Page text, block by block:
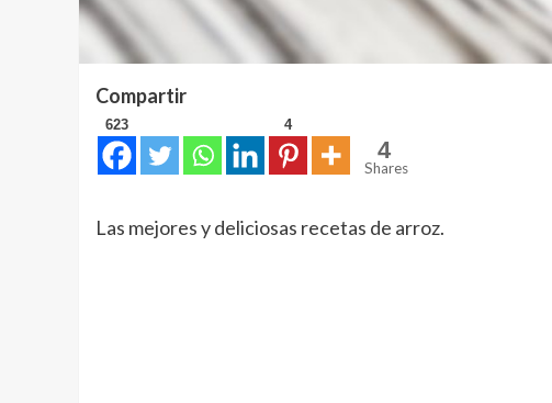
Compartir
623 4
4
Shares
Las mejores y deliciosas recetas de arroz.